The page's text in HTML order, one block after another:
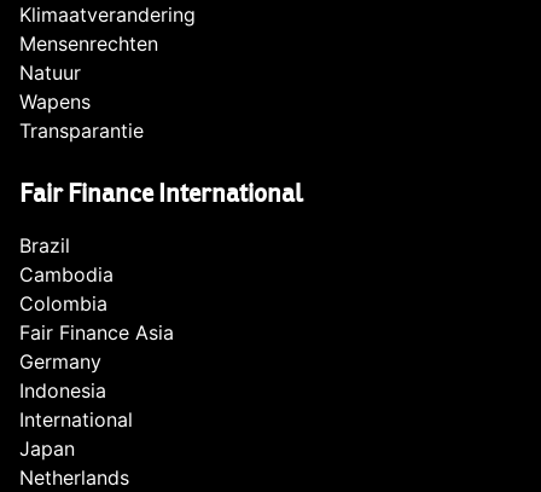
Klimaatverandering
Mensenrechten
Natuur
Wapens
Transparantie
Fair Finance International
Brazil
Cambodia
Colombia
Fair Finance Asia
Germany
Indonesia
International
Japan
Netherlands